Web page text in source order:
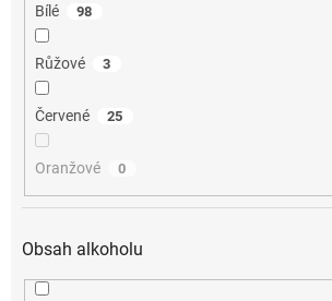
Bílé 98
Růžové 3
Červené 25
Oranžové 0
Obsah alkoholu